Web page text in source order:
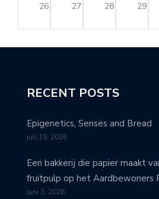
26 27 28 29
RECENT POSTS
Epigenetics, Senses and Bread
juli 19, 2026
Een bakkerij die papier maakt
fruitpulp op het Aardbewoners
juni 3, 2026